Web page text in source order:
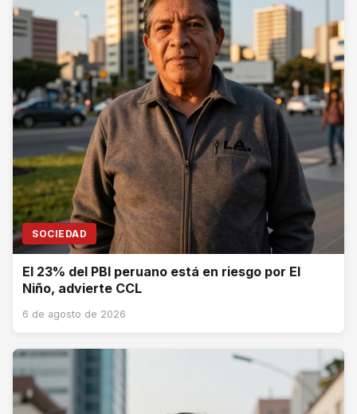
SOCIEDAD
El 23% del PBI peruano está en riesgo por El
Niño, advierte CCL
6 de agosto de 2026